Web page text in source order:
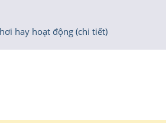
hay hoạt động (chi tiết)